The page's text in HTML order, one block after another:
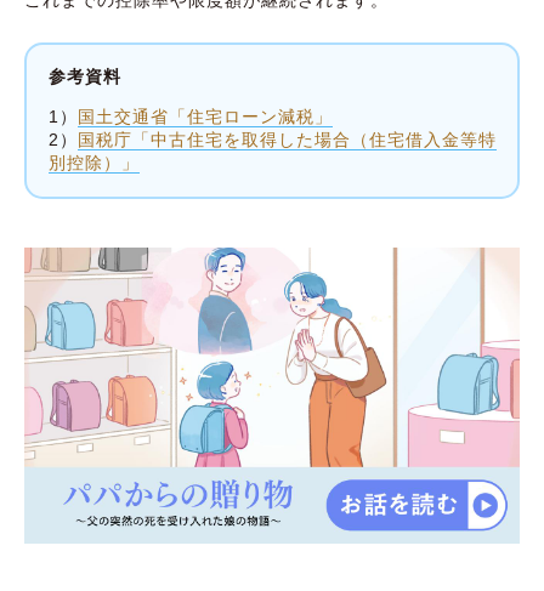
参考資料
1）
国土交通省「住宅ローン減税」
2）
国税庁「中古住宅を取得した場合（住宅借入金等特
別控除）」